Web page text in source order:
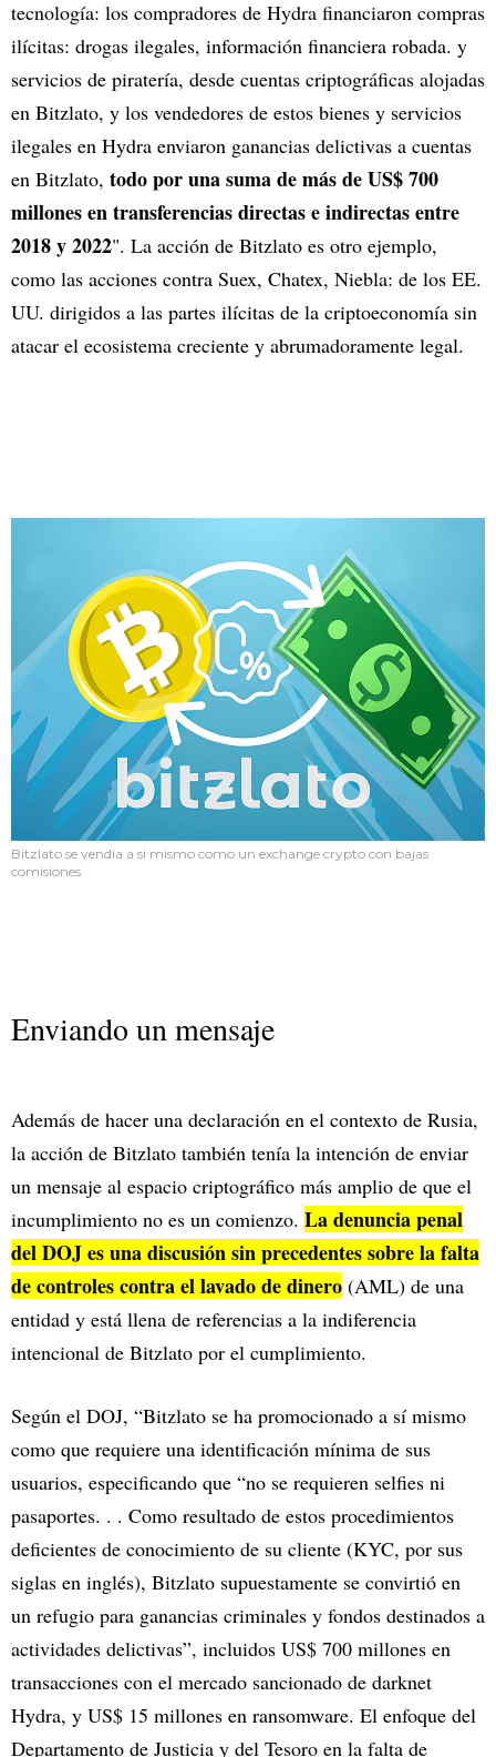
tecnología: los compradores de Hydra financiaron compras
ilícitas: drogas ilegales, información financiera robada. y
servicios de piratería, desde cuentas criptográficas alojadas
en Bitzlato, y los vendedores de estos bienes y servicios
ilegales en Hydra enviaron ganancias delictivas a cuentas
en Bitzlato, todo por una suma de más de US$ 700
millones en transferencias directas e indirectas entre
2018 y 2022". La acción de Bitzlato es otro ejemplo,
como las acciones contra Suex, Chatex, Niebla: de los EE.
UU. dirigidos a las partes ilícitas de la criptoeconomía sin
atacar el ecosistema creciente y abrumadoramente legal.
Bitzlato se vendía a si mismo como un exchange crypto con bajas
comisiones
Enviando un mensaje
Además de hacer una declaración en el contexto de Rusia,
la acción de Bitzlato también tenía la intención de enviar
un mensaje al espacio criptográfico más amplio de que el
incumplimiento no es un comienzo. La denuncia penal
del DOJ es una discusión sin precedentes sobre la falta
de controles contra el lavado de dinero (AML) de una
entidad y está llena de referencias a la indiferencia
intencional de Bitzlato por el cumplimiento.
Según el DOJ, “Bitzlato se ha promocionado a sí mismo
como que requiere una identificación mínima de sus
usuarios, especificando que “no se requieren selfies ni
pasaportes. . . Como resultado de estos procedimientos
deficientes de conocimiento de su cliente (KYC, por sus
siglas en inglés), Bitzlato supuestamente se convirtió en
un refugio para ganancias criminales y fondos destinados a
actividades delictivas”, incluidos US$ 700 millones en
transacciones con el mercado sancionado de darknet
Hydra, y US$ 15 millones en ransomware. El enfoque del
Departamento de Justicia y del Tesoro en la falta de